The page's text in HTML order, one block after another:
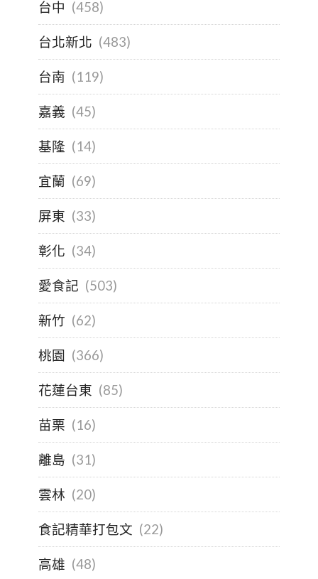
台中 (458)
台北新北 (483)
台南 (119)
嘉義 (45)
基隆 (14)
宜蘭 (69)
屏東 (33)
彰化 (34)
愛食記 (503)
新竹 (62)
桃園 (366)
花蓮台東 (85)
苗栗 (16)
離島 (31)
雲林 (20)
食記精華打包文 (22)
高雄 (48)